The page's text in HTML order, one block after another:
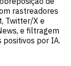
rastreadores
Twitter/X e
e filtragem
positivos por IA.